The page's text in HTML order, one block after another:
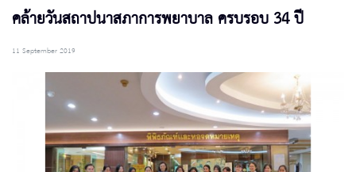
คล้ายวันสถาปนาสภาการพยาบาล ครบรอบ 34 ปี
11 September 2019